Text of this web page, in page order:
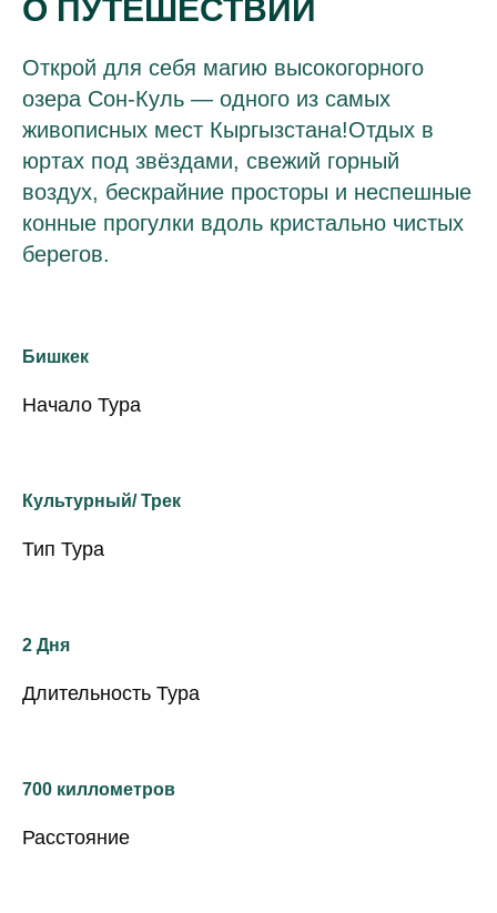
О ПУТЕШЕСТВИИ
Открой для себя магию высокогорного
озера Сон-Куль — одного из самых
живописных мест Кыргызстана!Отдых в
юртах под звёздами, свежий горный
воздух, бескрайние просторы и неспешные
конные прогулки вдоль кристально чистых
берегов.
Бишкек
Начало Тура
Культурный/ Трек
Тип Тура
2 Дня
Длительность Тура
700 киллометров
Расстояние